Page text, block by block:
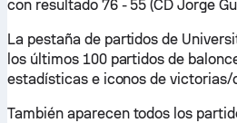
con resultado 76 - 55 (CD Jorge
La pestaña de partidos de
los últimos 100 partidos de
estadísticas e iconos de victorias/
También aparecen todos los